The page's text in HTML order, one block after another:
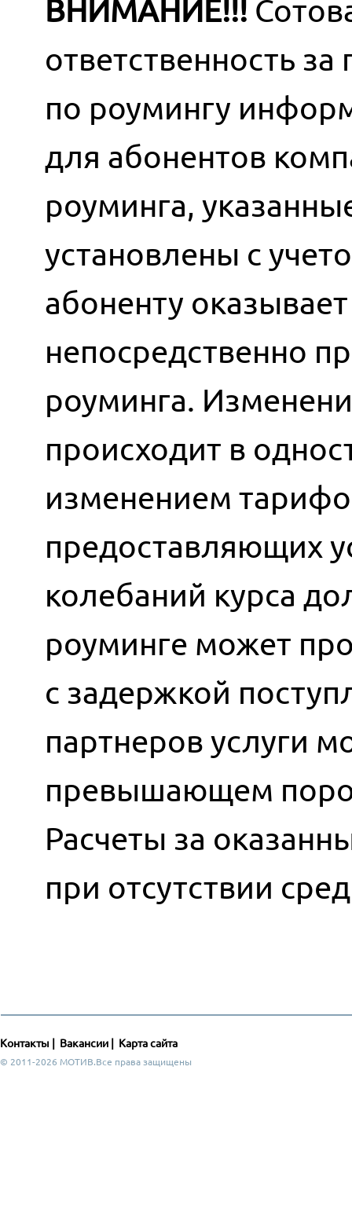
ВНИМАНИЕ!!!
ответственность
по роумингу
для абонентов
роуминга,
установлены с
абоненту
непосредственно
роуминга.
происходит в
изменением
предоставляющих
колебаний курса
роуминге может
с задержкой
партнеров услуги
превышающем
Расчеты за
при отсутствии
Контакты Вакансии Карта сайта
© 2011-2026 МОТИВ.Все права защищены